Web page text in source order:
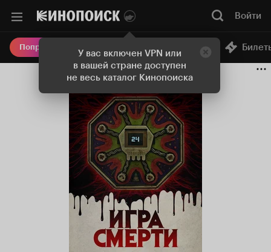
У вас включен VPN или
в вашей стране доступен
не весь каталог Кинопоиска
Войти
Попробовать Плюс Онлайн-кинотеатр